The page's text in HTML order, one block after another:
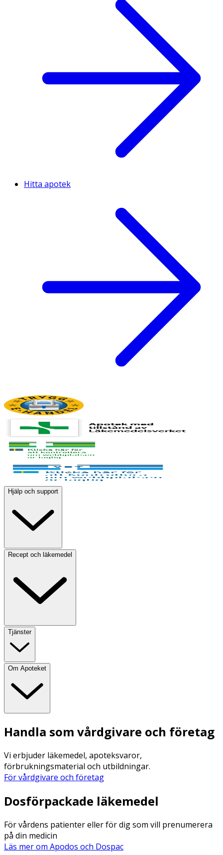
Hitta apotek
Hjälp och support
Recept och läkemedel
Tjänster
Om Apoteket
Handla som vårdgivare och företag
Vi erbjuder läkemedel, apoteksvaror,
förbrukningsmaterial och utbildningar.
För vårdgivare och företag
Dosförpackade läkemedel
För vårdens patienter eller för dig som vill prenumerera
på din medicin
Läs mer om Apodos och Dospac